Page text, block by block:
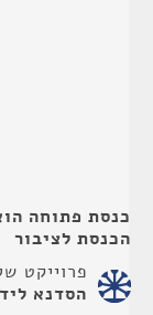
כנסת פתוחה
הכנסת לציבור
פרוייקט
הסדנא